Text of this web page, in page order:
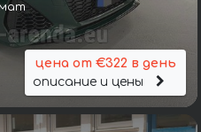
цена от €322 в день
описание и цены